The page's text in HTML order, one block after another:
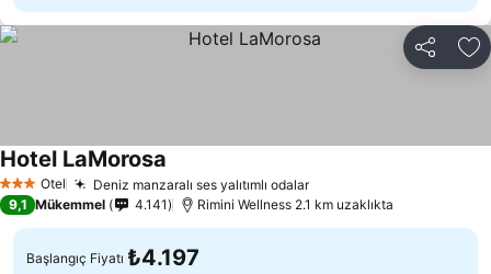
Paylaş
3 YıldızOtel Deniz manzaralı ses yalıtımlı odalar
Hotel LaMorosa
9,1 Mükemmel 4.141 Rimini Wellness 2.1 km uzaklıkta
Başlangıç Fiyatı ₺4.197